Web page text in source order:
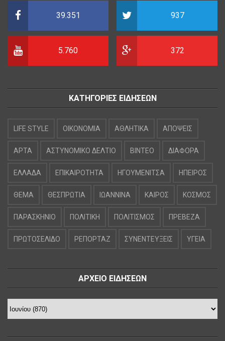
39.351 937
5.760 372
ΚΑΤΗΓΟΡΙΕΣ ΕΙΔΗΣΕΩΝ
LIFE STYLE OIKONOMIA ΑΘΛΗΤΙΚΑ ΑΠΟΨΕΙΣ
ΑΡΤΑ ΑΣΤΥΝΟΜΙΚΟ ΔΕΛΤΙΟ ΒΙΝΤΕΟ ΔΙΑΦΟΡΑ
ΕΛΛΑΔΑ ΕΠΙΚΑΙΡΟΤΗΤΑ ΗΓΟΥΜΕΝΙΤΣΑ ΗΠΕΙΡΟΣ
ΘΕΜΑ ΘΕΣΠΡΩΤΙΑ ΙΩΑΝΝΙΝΑ ΚΑΙΡΟΣ ΚΟΣΜΟΣ
ΠΑΡΑΣΚΗΝΙΟ ΠΟΛΙΤΙΚΗ ΠΟΛΙΤΙΣΜΟΣ ΠΡΕΒΕΖΑ
ΠΡΩΤΟΣΕΛΙΔΟ ΡΕΠΟΡΤΑΖ ΣΥΝΕΝΤΕΥΞΕΙΣ ΥΓΕΙΑ
ΑΡΧΕΙΟ ΕΙΔΗΣΕΩΝ